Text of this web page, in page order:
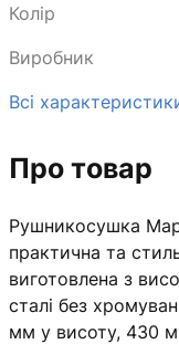
Колір
Виробник
Всі
Про товар
Рушникосушка
практична та
виготовлена з
сталі без
мм у висоту, 430